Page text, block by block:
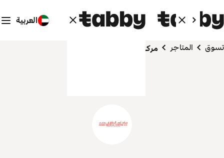
العربية
تسوق المتاجر مركز ادم الطبي